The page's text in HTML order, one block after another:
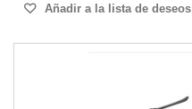
Añadir a la lista de deseos